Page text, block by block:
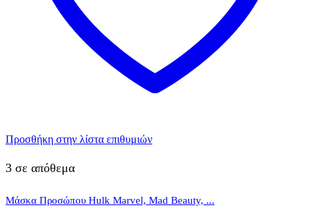
Προσθήκη στην λίστα επιθυμιών
3 σε απόθεμα
Μάσκα Προσώπου Hulk Marvel, Mad Beauty, ...